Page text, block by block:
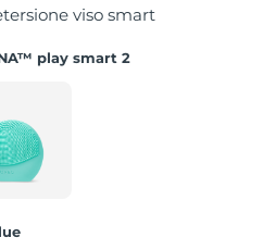
viso smart
play smart 2